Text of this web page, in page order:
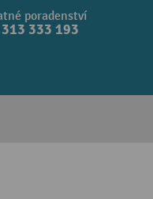
poradenství
333 193